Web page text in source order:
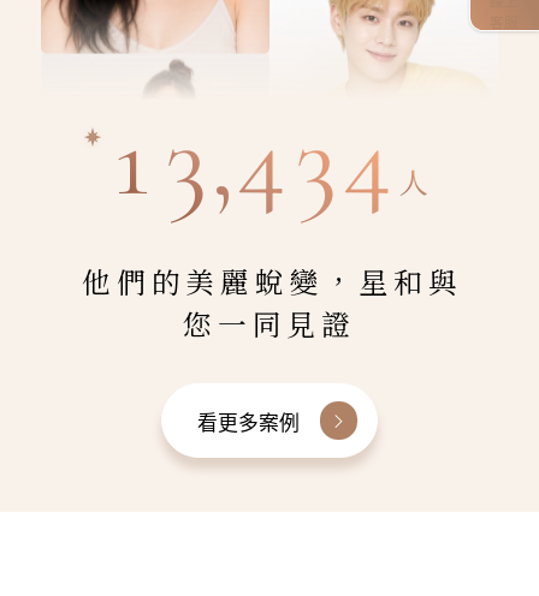
13,434 人
他們的美麗蛻變，星和與
您一同見證
看更多案例